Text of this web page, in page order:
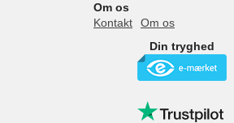
Om os
Kontakt
Om os
Din tryghed